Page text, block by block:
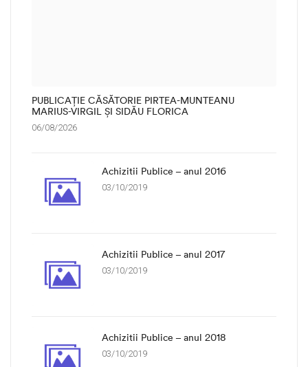
PUBLICAȚIE CĂSĂTORIE PIRTEA-MUNTEANU
MARIUS-VIRGIL ȘI SIDĂU FLORICA
06/08/2026
Achizitii Publice – anul 2016
03/10/2019
Achizitii Publice – anul 2017
03/10/2019
Achizitii Publice – anul 2018
03/10/2019